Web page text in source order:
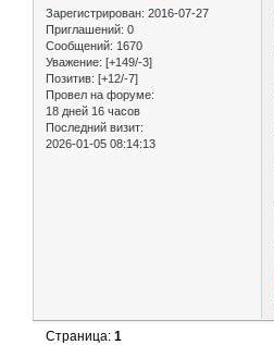
Зарегистрирован: 2016-07-27
Приглашений: 0
Сообщений: 1670
Уважение: [+149/-3]
Позитив: [+12/-7]
Провел на форуме:
18 дней 16 часов
Последний визит:
2026-01-05 08:14:13
Страница:1